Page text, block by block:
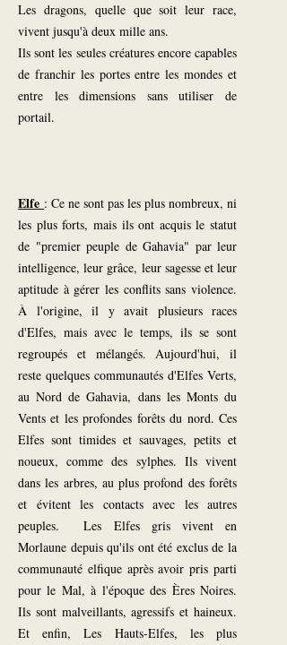
Les dragons, quelle que soit leur race,
vivent jusqu'à deux mille ans.
Ils sont les seules créatures encore capables
de franchir les portes entre les mondes et
entre les dimensions sans utiliser de
portail.
Elfe : Ce ne sont pas les plus nombreux, ni
les plus forts, mais ils ont acquis le statut
de "premier peuple de Gahavia" par leur
intelligence, leur grâce, leur sagesse et leur
aptitude à gérer les conflits sans violence.
À l'origine, il y avait plusieurs races
d'Elfes, mais avec le temps, ils se sont
regroupés et mélangés. Aujourd'hui, il
reste quelques communautés d'Elfes Verts,
au Nord de Gahavia, dans les Monts du
Vents et les profondes forêts du nord. Ces
Elfes sont timides et sauvages, petits et
noueux, comme des sylphes. Ils vivent
dans les arbres, au plus profond des forêts
et évitent les contacts avec les autres
peuples. Les Elfes gris vivent en
Morlaune depuis qu'ils ont été exclus de la
communauté elfique après avoir pris parti
pour le Mal, à l'époque des Ères Noires.
Ils sont malveillants, agressifs et haineux.
Et enfin, Les Hauts-Elfes, les plus